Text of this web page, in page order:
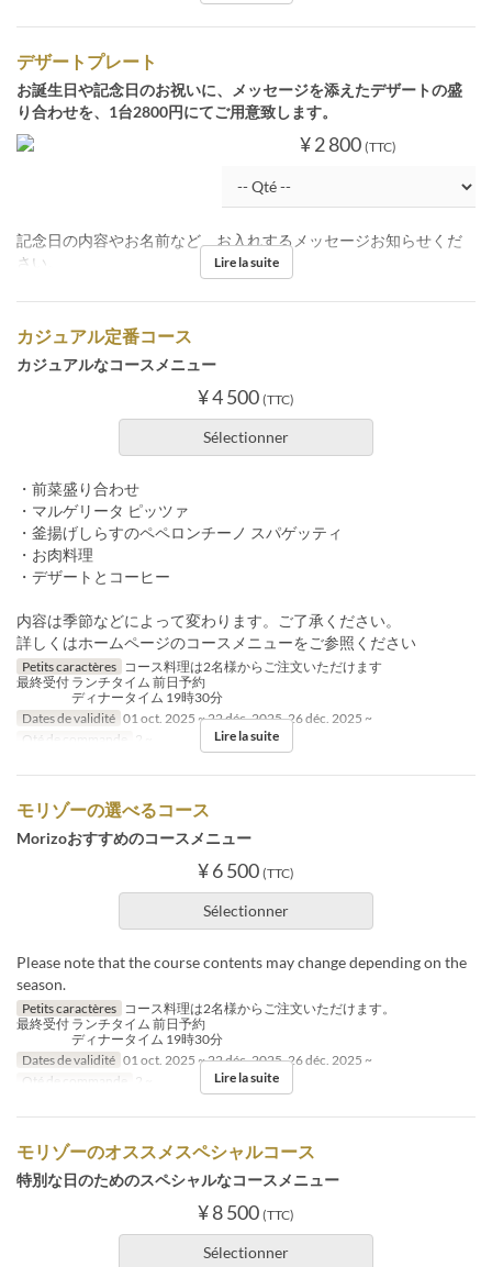
デザートプレート
お誕生日や記念日のお祝いに、メッセージを添えたデザートの盛
り合わせを、1台2800円にてご用意致します。
¥ 2 800 (TTC)
記念日の内容やお名前など、お入れするメッセージお知らせくだ
さい。
Lire la suite
カジュアル定番コース
カジュアルなコースメニュー
¥ 4 500 (TTC)
Sélectionner
・前菜盛り合わせ
・マルゲリータ ピッツァ
・釜揚げしらすのペペロンチーノ スパゲッティ
・お肉料理
・デザートとコーヒー
内容は季節などによって変わります。ご了承ください。
詳しくはホームページのコースメニューをご参照ください
Petits caractères コース料理は2名様からご注文いただけます
最終受付 ランチタイム 前日予約
ディナータイム 19時30分
Dates de validité 01 oct. 2025 ~ 22 déc. 2025, 26 déc. 2025 ~
Qté de commande
2 ~ Lire la suite
モリゾーの選べるコース
Morizoおすすめのコースメニュー
¥ 6 500 (TTC)
Sélectionner
Please note that the course contents may change depending on the
season.
Petits caractères コース料理は2名様からご注文いただけます。
最終受付 ランチタイム 前日予約
ディナータイム 19時30分
Dates de validité 01 oct. 2025 ~ 22 déc. 2025, 26 déc. 2025 ~
Qté de commande
2 ~ Lire la suite
モリゾーのオススメスペシャルコース
特別な日のためのスペシャルなコースメニュー
¥ 8 500 (TTC)
Sélectionner